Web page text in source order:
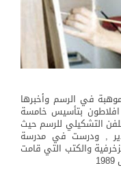
في الرسم وأخبرها
بتأسيس خامسة
للفن التشكيلي للرسم حيث
, ودرست في مدرسة
والكتب التي قامت